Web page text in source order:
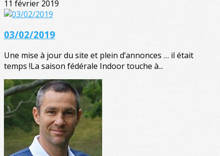
11 février 2019
03/02/2019
Une mise à jour du site et plein d’annonces … il était
temps !La saison fédérale Indoor touche à...